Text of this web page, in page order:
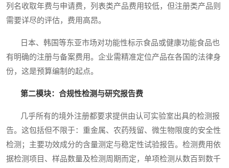
列名收取年费与申请费，列表类产品费用较低，但注册类产品则
需要详尽的评估，费用高昂。
日本、韩国等东亚市场对功能性标示食品或健康功能食品也
有明确的注册与备案费用。企业需精准定位产品在各国的法律身
份，这是预算编制的起点。
第二模块：合规性检测与研究报告费
几乎所有的境外注册都要求提供由认可实验室出具的检测报
告。这包括但不限于：重金属、农药残留、微生物限度的安全性
检测；主要功效成分的含量测定与稳定性试验报告。检测费用依
据检测项目、样品数量及检测周期而定，单项检测从数百到数千